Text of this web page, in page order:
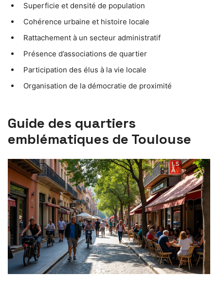
Superficie et densité de population
Cohérence urbaine et histoire locale
Rattachement à un secteur administratif
Présence d’associations de quartier
Participation des élus à la vie locale
Organisation de la démocratie de proximité
Guide des quartiers
emblématiques de Toulouse